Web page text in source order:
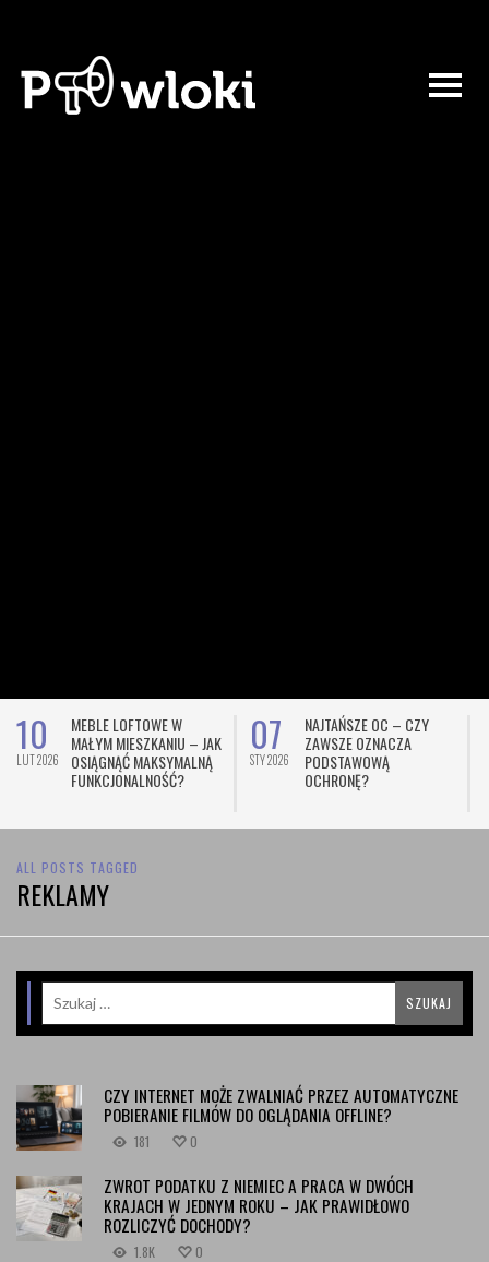
10
LUT 2026
MEBLE LOFTOWE W
MAŁYM MIESZKANIU – JAK
OSIĄGNĄĆ MAKSYMALNĄ
FUNKCJONALNOŚĆ?
07
STY 2026
NAJTAŃSZE OC – CZY
ZAWSZE OZNACZA
PODSTAWOWĄ
OCHRONĘ?
ALL POSTS TAGGED
REKLAMY
CZY INTERNET MOŻE ZWALNIAĆ PRZEZ AUTOMATYCZNE
POBIERANIE FILMÓW DO OGLĄDANIA OFFLINE?
181 0
ZWROT PODATKU Z NIEMIEC A PRACA W DWÓCH
KRAJACH W JEDNYM ROKU – JAK PRAWIDŁOWO
ROZLICZYĆ DOCHODY?
1.8K 0